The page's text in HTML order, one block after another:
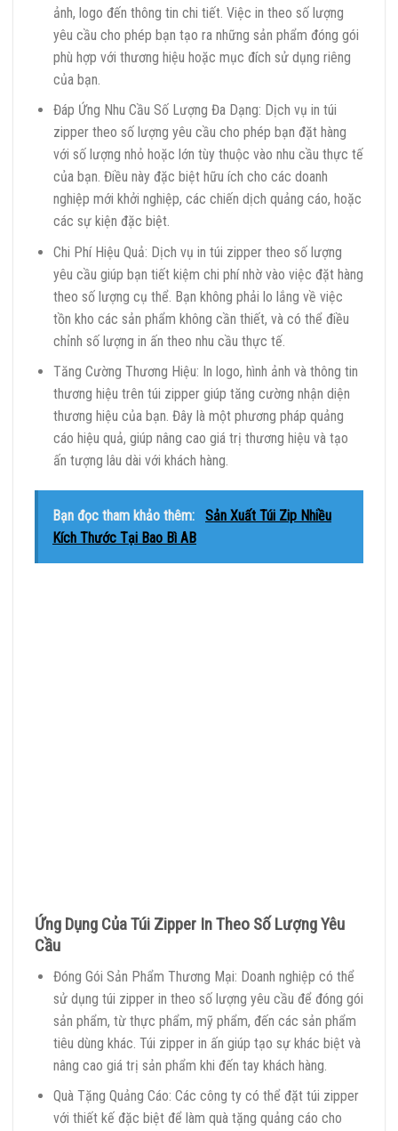
ảnh, logo đến thông tin chi tiết. Việc in theo số lượng
yêu cầu cho phép bạn tạo ra những sản phẩm đóng gói
phù hợp với thương hiệu hoặc mục đích sử dụng riêng
của bạn.
Đáp Ứng Nhu Cầu Số Lượng Đa Dạng: Dịch vụ in túi
zipper theo số lượng yêu cầu cho phép bạn đặt hàng
với số lượng nhỏ hoặc lớn tùy thuộc vào nhu cầu thực tế
của bạn. Điều này đặc biệt hữu ích cho các doanh
nghiệp mới khởi nghiệp, các chiến dịch quảng cáo, hoặc
các sự kiện đặc biệt.
Chi Phí Hiệu Quả: Dịch vụ in túi zipper theo số lượng
yêu cầu giúp bạn tiết kiệm chi phí nhờ vào việc đặt hàng
theo số lượng cụ thể. Bạn không phải lo lắng về việc
tồn kho các sản phẩm không cần thiết, và có thể điều
chỉnh số lượng in ấn theo nhu cầu thực tế.
Tăng Cường Thương Hiệu: In logo, hình ảnh và thông tin
thương hiệu trên túi zipper giúp tăng cường nhận diện
thương hiệu của bạn. Đây là một phương pháp quảng
cáo hiệu quả, giúp nâng cao giá trị thương hiệu và tạo
ấn tượng lâu dài với khách hàng.
Bạn đọc tham khảo thêm:
Sản Xuất Túi Zip Nhiều
Kích Thước Tại Bao Bì AB
Ứng Dụng Của Túi Zipper In Theo Số Lượng Yêu
Cầu
Đóng Gói Sản Phẩm Thương Mại: Doanh nghiệp có thể
sử dụng túi zipper in theo số lượng yêu cầu để đóng gói
sản phẩm, từ thực phẩm, mỹ phẩm, đến các sản phẩm
tiêu dùng khác. Túi zipper in ấn giúp tạo sự khác biệt và
nâng cao giá trị sản phẩm khi đến tay khách hàng.
Quà Tặng Quảng Cáo: Các công ty có thể đặt túi zipper
với thiết kế đặc biệt để làm quà tặng quảng cáo cho